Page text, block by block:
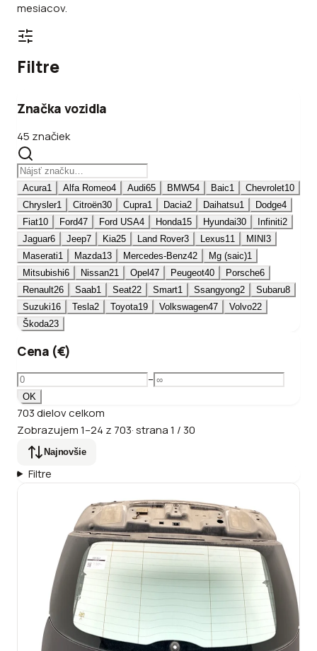
mesiacov.
Filtre
Značka vozidla
45 značiek
Acura1 Alfa Romeo4 Audi65 BMW54 Baic1 Chevrolet10
Chrysler1 Citroën30 Cupra1 Dacia2 Daihatsu1 Dodge4
Fiat10 Ford47 Ford USA4 Honda15 Hyundai30 Infiniti2
Jaguar6 Jeep7 Kia25 Land Rover3 Lexus11 MINI3
Maserati1 Mazda13 Mercedes-Benz42 Mg (saic)1
Mitsubishi6 Nissan21 Opel47 Peugeot40 Porsche6
Renault26 Saab1 Seat22 Smart1 Ssangyong2 Subaru8
Suzuki16 Tesla2 Toyota19 Volkswagen47 Volvo22
Škoda23
Cena (€)
–
OK
703dielovcelkom
Zobrazujem1–24 z 703·strana1 / 30
Najnovšie
Filtre